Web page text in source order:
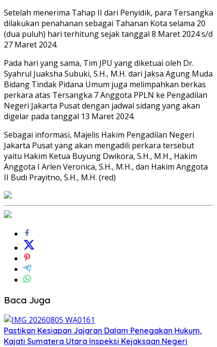
Setelah menerima Tahap II dari Penyidik, para Tersangka
dilakukan penahanan sebagai Tahanan Kota selama 20
(dua puluh) hari terhitung sejak tanggal 8 Maret 2024 s/d
27 Maret 2024.
Pada hari yang sama, Tim JPU yang diketuai oleh Dr.
Syahrul Juaksha Subuki, S.H., M.H. dari Jaksa Agung Muda
Bidang Tindak Pidana Umum juga melimpahkan berkas
perkara atas Tersangka 7 Anggota PPLN ke Pengadilan
Negeri Jakarta Pusat dengan jadwal sidang yang akan
digelar pada tanggal 13 Maret 2024.
Sebagai informasi, Majelis Hakim Pengadilan Negeri
Jakarta Pusat yang akan mengadili perkara tersebut
yaitu Hakim Ketua Buyung Dwikora, S.H., M.H., Hakim
Anggota I Arlen Veronica, S.H., M.H., dan Hakim Anggota
II Budi Prayitno, S.H., M.H. (red)
Baca Juga
Pastikan Kesiapan Jajaran Dalam Penegakan Hukum,
Kajati Sumatera Utara Inspeksi Kejaksaan Negeri